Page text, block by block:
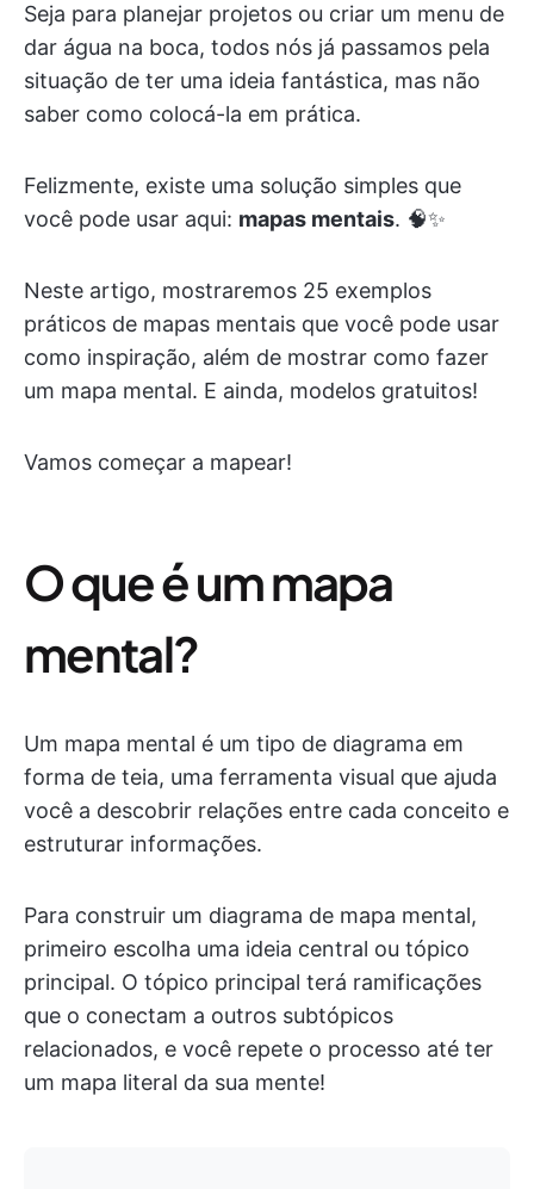
Seja para planejar projetos ou criar um menu de
dar água na boca, todos nós já passamos pela
situação de ter uma ideia fantástica, mas não
saber como colocá-la em prática.
Felizmente, existe uma solução simples que
você pode usar aqui: mapas mentais. 🧠✨
Neste artigo, mostraremos 25 exemplos
práticos de mapas mentais que você pode usar
como inspiração, além de mostrar como fazer
um mapa mental. E ainda, modelos gratuitos!
Vamos começar a mapear!
O que é um mapa
mental?
Um mapa mental é um tipo de diagrama em
forma de teia, uma ferramenta visual que ajuda
você a descobrir relações entre cada conceito e
estruturar informações.
Para construir um diagrama de mapa mental,
primeiro escolha uma ideia central ou tópico
principal. O tópico principal terá ramificações
que o conectam a outros subtópicos
relacionados, e você repete o processo até ter
um mapa literal da sua mente!